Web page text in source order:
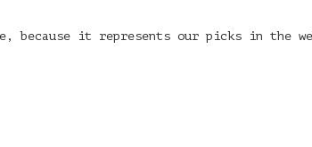
it represents our picks in the